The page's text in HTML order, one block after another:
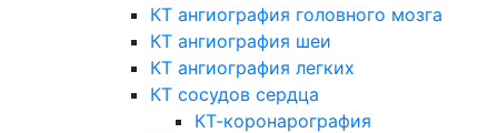
КТ ангиография головного мозга
КТ ангиография шеи
КТ ангиография легких
КТ сосудов сердца
КТ-коронарография